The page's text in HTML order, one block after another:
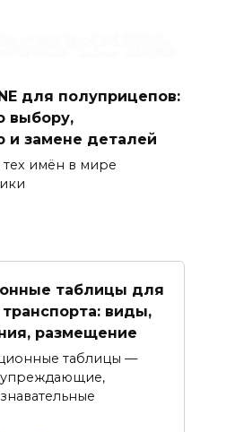
для полуприцепов:
выбору,
и замене деталей
имён в мире
таблицы для
транспорта: виды,
размещение
таблицы —